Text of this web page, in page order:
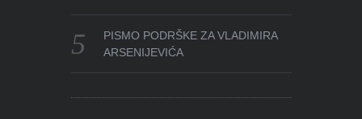
PISMO PODRŠKE ZA VLADIMIRA
ARSENIJEVIĆA